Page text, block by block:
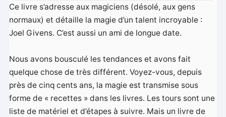
Ce livre s’adresse aux magiciens (désolé, aux gens
normaux) et détaille la magie d’un talent incroyable :
Joel Givens. C’est aussi un ami de longue date.
Nous avons bousculé les tendances et avons fait
quelque chose de très différent. Voyez-vous, depuis
près de cinq cents ans, la magie est transmise sous
forme de « recettes » dans les livres. Les tours sont une
liste de matériel et d’étapes à suivre. Mais un livre de